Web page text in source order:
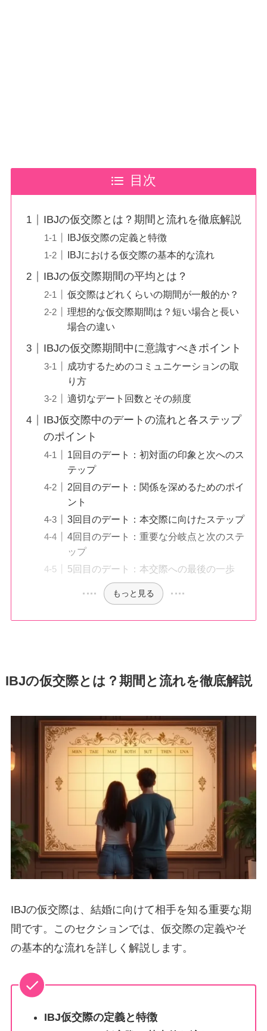
目次
IBJの仮交際とは？期間と流れを徹底解説
IBJ仮交際の定義と特徴
IBJにおける仮交際の基本的な流れ
IBJの仮交際期間の平均とは？
仮交際はどれくらいの期間が一般的か？
理想的な仮交際期間は？短い場合と長い
場合の違い
IBJの仮交際期間中に意識すべきポイント
成功するためのコミュニケーションの取
り方
適切なデート回数とその頻度
IBJ仮交際中のデートの流れと各ステップ
のポイント
1回目のデート：初対面の印象と次へのス
テップ
2回目のデート：関係を深めるためのポイ
ント
3回目のデート：本交際に向けたステップ
4回目のデート：重要な分岐点と次のステ
ップ
5回目のデート：本交際への最後の一歩
もっと見る
IBJの仮交際とは？期間と流れを徹底解説
IBJの仮交際は、結婚に向けて相手を知る重要な期
間です。このセクションでは、仮交際の定義やそ
の基本的な流れを詳しく解説します。
IBJ仮交際の定義と特徴